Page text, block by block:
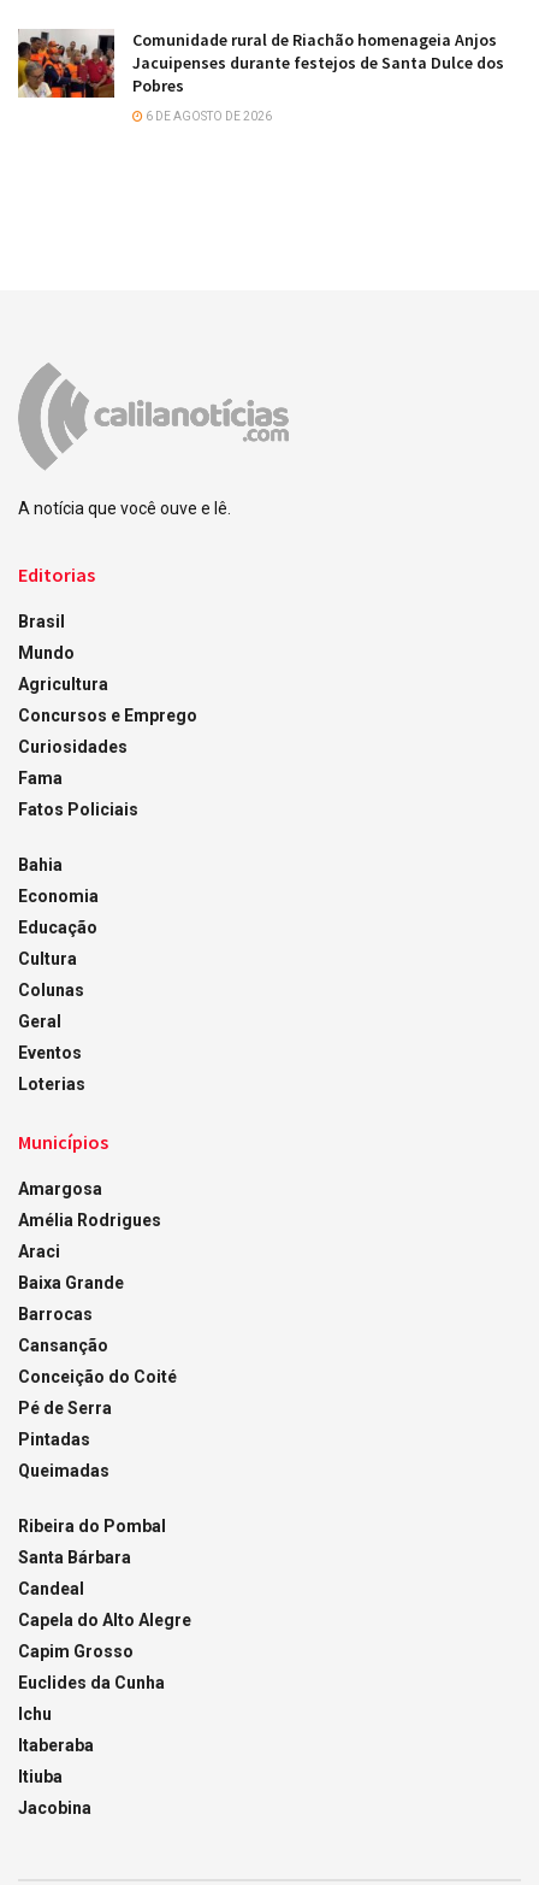
Comunidade rural de Riachão homenageia Anjos
Jacuipenses durante festejos de Santa Dulce dos
Pobres
6 DE AGOSTO DE 2026
A notícia que você ouve e lê.
Editorias
Brasil
Mundo
Agricultura
Concursos e Emprego
Curiosidades
Fama
Fatos Policiais
Bahia
Economia
Educação
Cultura
Colunas
Geral
Eventos
Loterias
Municípios
Amargosa
Amélia Rodrigues
Araci
Baixa Grande
Barrocas
Cansanção
Conceição do Coité
Pé de Serra
Pintadas
Queimadas
Ribeira do Pombal
Santa Bárbara
Candeal
Capela do Alto Alegre
Capim Grosso
Euclides da Cunha
Ichu
Itaberaba
Itiuba
Jacobina